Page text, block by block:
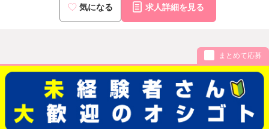
気になる 求人詳細を見る
まとめて応募